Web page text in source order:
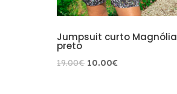
Jumpsuit curto Magnólia
preto
19.00€ O
10.00€O